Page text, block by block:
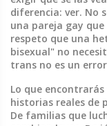
diferencia: ver. No
una pareja gay
respeto que una
bisexual" no
trans no es un
Lo que
historias reales de
De familias que